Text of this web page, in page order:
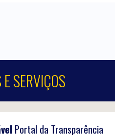
SERVIÇOS
Portal da Transparência